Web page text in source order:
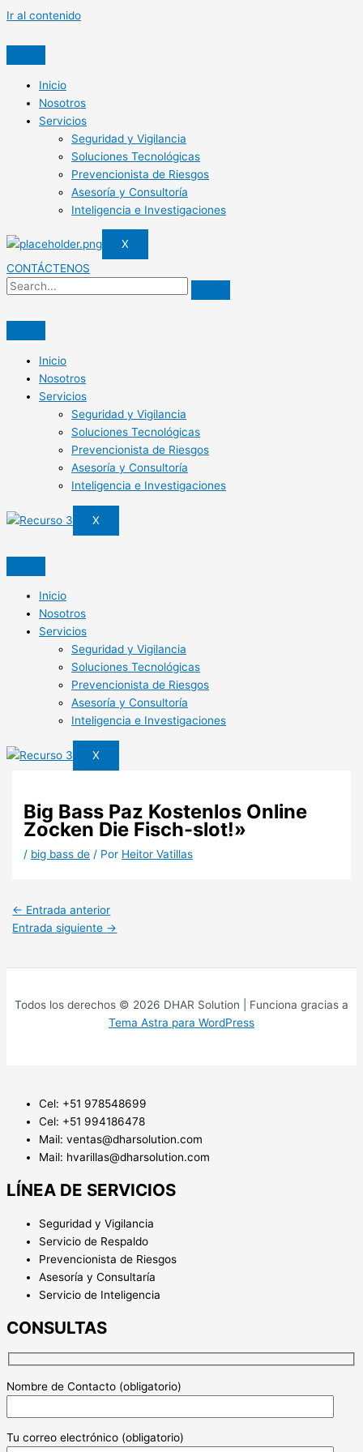
Ir al contenido
Inicio
Nosotros
Servicios
Seguridad y Vigilancia
Soluciones Tecnológicas
Prevencionista de Riesgos
Asesoría y Consultoría
Inteligencia e Investigaciones
X
CONTÁCTENOS
Inicio
Nosotros
Servicios
Seguridad y Vigilancia
Soluciones Tecnológicas
Prevencionista de Riesgos
Asesoría y Consultoría
Inteligencia e Investigaciones
X
Inicio
Nosotros
Servicios
Seguridad y Vigilancia
Soluciones Tecnológicas
Prevencionista de Riesgos
Asesoría y Consultoría
Inteligencia e Investigaciones
X
Big Bass Paz Kostenlos Online
Zocken Die Fisch-slot!»
/ big bass de / Por Heitor Vatillas
← Entrada anterior
Entrada siguiente →
Todos los derechos © 2026 DHAR Solution | Funciona gracias a
Tema Astra para WordPress
Cel: +51 978548699
Cel: +51 994186478
Mail: ventas@dharsolution.com
Mail: hvarillas@dharsolution.com
LÍNEA DE SERVICIOS
Seguridad y Vigilancia
Servicio de Respaldo
Prevencionista de Riesgos
Asesoría y Consultaría
Servicio de Inteligencia
CONSULTAS
Nombre de Contacto (obligatorio)
Tu correo electrónico (obligatorio)